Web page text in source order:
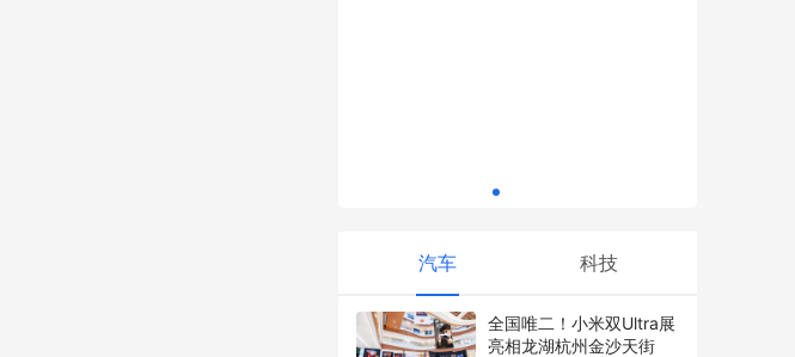
汽车 科技
全国唯二！小米双Ultra展
亮相龙湖杭州金沙天街